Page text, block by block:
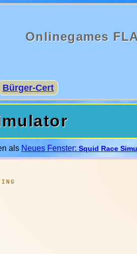
Onlinegames
Bürger-Cert
als Neues Fenster: Squid Race